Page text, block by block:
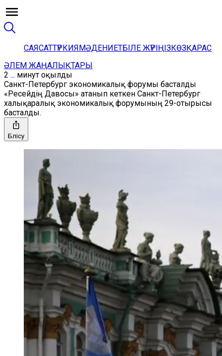
САЯСАТТҮРКИЯМӘДЕНИЕТБІЛЕ ЖҮРІҢІЗКӨЗҚАРАС
ӘЛЕМ ЖАҢАЛЫҚТАРЫ
2 ... минут оқылды
Санкт-Петербург экономикалық форумы басталды
«Ресейдің Давосы» атанып кеткен Санкт-Петербург
халықаралық экономикалық форумының 29-отырысы
басталды.
Бөлісу